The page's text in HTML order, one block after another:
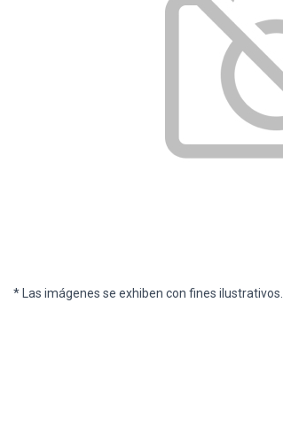
* Las imágenes se exhiben con fines ilustrativos.